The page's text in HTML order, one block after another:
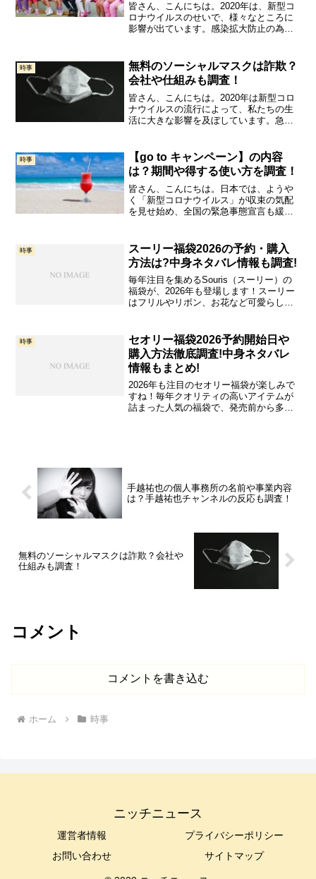
皆さん、こんにちは。2020年は、新型コ
ロナウイルスのせいで、様々なところに
影響が出ています。感染拡大防止の為
なったり、学生は学校が休校になったり
と今までの生活が一変し...
時事
無料のソーシャルマスクは詐欺？
会社や仕組みも調査！
皆さん、こんにちは。2020年は新型コロ
ナウイルスの流行によって、私たちの生
活に大きな影響を及ぼしています。急激
り、一時期はトイレットペーパーやティ
ッシュペーパーも売り切れ...
時事
【go to キャンペーン】の内容
は？期間や得する使い方を調査！
皆さん、こんにちは。日本では、ようや
く「新型コロナウイルス」が収束の気配
を見せ始め、全国の緊急事態宣言も緩和
は、諸外国に比べれば低く抑えられてい
ますが、海外に比べてかなり...
時事
スーリー福袋2026の予約・購入
方法は?中身ネタバレ情報も調査!
毎年注目を集めるSouris（スーリー）の
福袋が、2026年も登場します！スーリー
はフリルやリボン、お花など可愛らしい
してきました。この記事では「スーリー
福袋2026」...
時事
セオリー福袋2026予約開始日や
購入方法徹底調査!中身ネタバレ
情報もまとめ!
2026年も注目のセオリー福袋が楽しみで
すね！毎年クオリティの高いアイテムが
詰まった人気の福袋で、発売前から多く
手越祐也の個人事務所の名前や事業内容
は？手越祐也チャンネルの反応も調査！
無料のソーシャルマスクは詐欺？会社や
仕組みも調査！
コメント
コメントを書き込む
ホーム 時事
ニッチニュース
運営者情報
プライバシーポリシー
お問い合わせ
サイトマップ